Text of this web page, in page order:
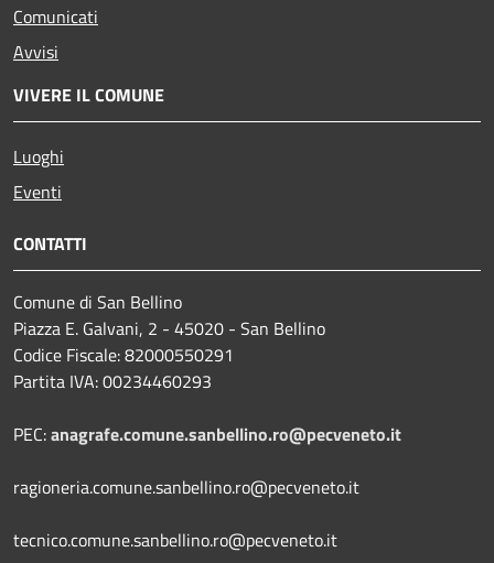
Comunicati
Avvisi
VIVERE IL COMUNE
Luoghi
Eventi
CONTATTI
Comune di San Bellino
Piazza E. Galvani, 2 - 45020 - San Bellino
Codice Fiscale: 82000550291
Partita IVA: 00234460293
PEC:anagrafe.comune.sanbellino.ro@pecveneto.it
ragioneria.comune.sanbellino.ro@pecveneto.it
tecnico.comune.sanbellino.ro@pecveneto.it